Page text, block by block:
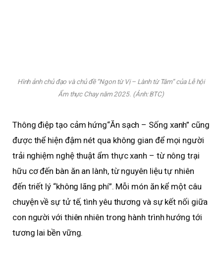
Hình ảnh chủ đạo và chủ đề “Ngon từ Vị – Lành từ Tâm” của Lễ hội
Ẩm thực Chay năm 2025. (Ảnh: BTC)
Thông điệp tạo cảm hứng“Ăn sạch – Sống xanh” cũng
được thể hiện đậm nét qua không gian để mọi người
trải nghiệm nghệ thuật ẩm thực xanh – từ nông trại
hữu cơ đến bàn ăn an lành, từ nguyên liệu tự nhiên
đến triết lý “không lãng phí”. Mỗi món ăn kể một câu
chuyện về sự tử tế, tình yêu thương và sự kết nối giữa
con người với thiên nhiên trong hành trình hướng tới
tương lai bền vững.